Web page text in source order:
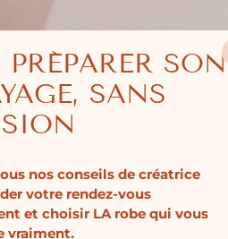
PRÉPARER SON
SANS
nos conseils de créatrice
votre rendez-vous
et choisir LA robe qui vous
vraiment.